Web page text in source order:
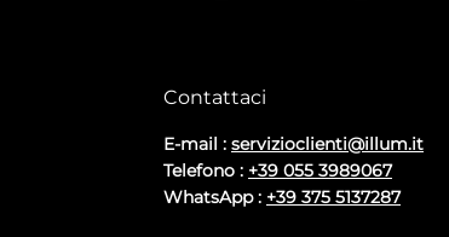
Contattaci
E-mail : servizioclienti@illum.it
Telefono : +39 055 3989067
WhatsApp : +39 375 5137287